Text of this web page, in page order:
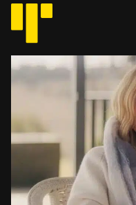
Hopp
innhold